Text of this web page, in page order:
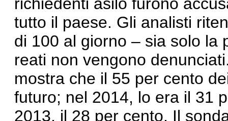
tutto il paese. Gli analisti
di 100 al giorno – sia solo la
reati non vengono
mostra che il 55 per cento
futuro; nel 2014, lo era il 31
2013, il 28 per cento. Il